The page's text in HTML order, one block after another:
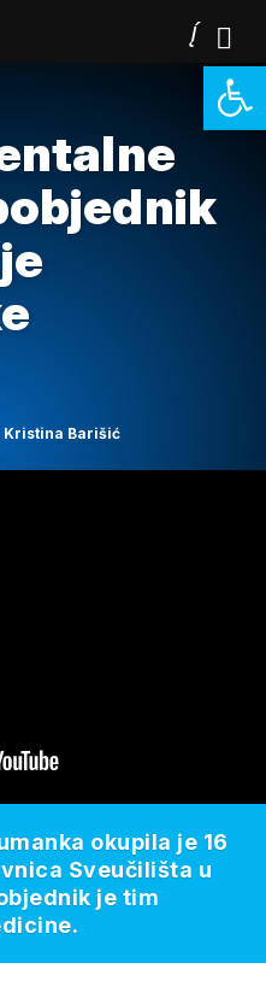
Kristina Barišić
okupila je 16
Sveučilišta u
je tim